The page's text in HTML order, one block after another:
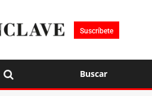
Suscríbete
Buscar